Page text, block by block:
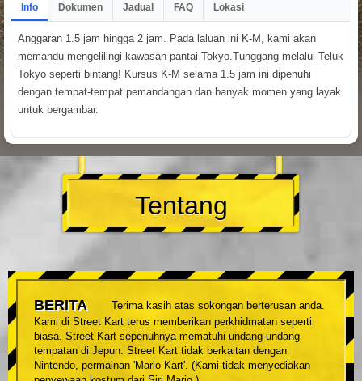
Info Dokumen Jadual FAQ Lokasi
Anggaran 1.5 jam hingga 2 jam. Pada laluan ini K-M, kami akan
memandu mengelilingi kawasan pantai Tokyo.Tunggang melalui Teluk
Tokyo seperti bintang! Kursus K-M selama 1.5 jam ini dipenuhi
dengan tempat-tempat pemandangan dan banyak momen yang layak
untuk bergambar.
Tentang
BERITA
Terima kasih atas sokongan berterusan anda.
Kami di Street Kart terus memberikan perkhidmatan seperti
biasa. Street Kart sepenuhnya mematuhi undang-undang
tempatan di Jepun. Street Kart tidak berkaitan dengan
Nintendo, permainan 'Mario Kart'. (Kami tidak menyediakan